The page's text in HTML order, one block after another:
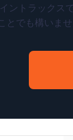
ントラックス
とでも構いま